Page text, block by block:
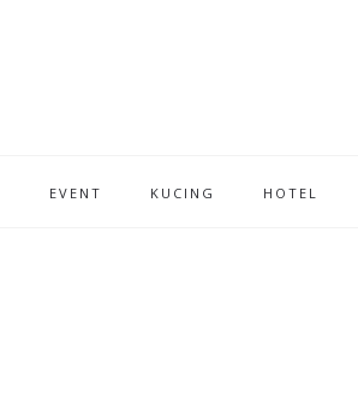
EVENT KUCING HOTEL